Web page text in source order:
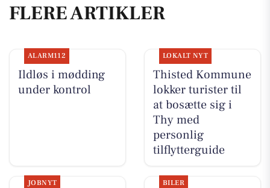
FLERE ARTIKLER
ALARM112
Ildløs i mødding
under kontrol
LOKALT NYT
Thisted Kommune
lokker turister til
at bosætte sig i
Thy med
personlig
tilflytterguide
JOBNYT BILER